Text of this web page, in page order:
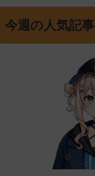
今週の人気記事